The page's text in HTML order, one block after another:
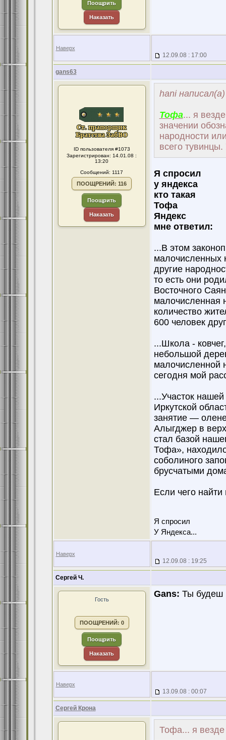
Поощрить
Наказать
Наверх
12.09.08 : 17:00
gans63
ID пользователя #1073
Зарегистрирован: 14.01.08 :
13:20
Сообщений: 1117
ПООЩРЕНИЙ: 116
Поощрить
Наказать
hani написал(а)
Тофа... я
значении
народности
всего
Я спросил
у яндекса
кто такая
Тофа
Яндекс
мне ответил:
...В этом
малочисленных
другие
то есть они
Восточного
малочисленная
количество
600 человек
...Школа -
небольшой
малочисленной
сегодня мой
...Участок
Иркутской
занятие —
Алыгджер в
стал базой
Тофа»,
соболиного
брусчатыми
Если чего
Я спросил
У Яндекса...
Наверх
12.09.08 : 19:25
Сергей Ч.
Гость
ПООЩРЕНИЙ: 0
Поощрить
Наказать
Gans: Ты будеш
Наверх
13.09.08 : 00:07
Сергей Крона
Тофа... я